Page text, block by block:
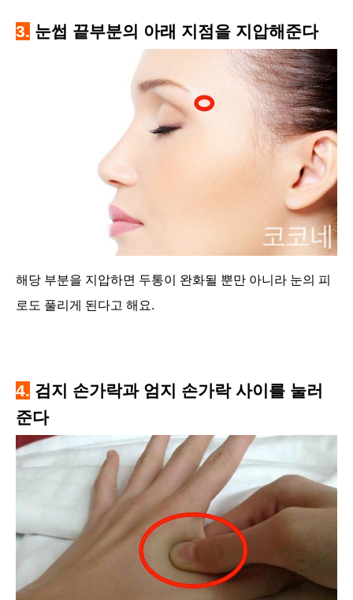
3. 눈썹 끝부분의 아래 지점을 지압해준다
해당 부분을 지압하면 두통이 완화될 뿐만 아니라 눈의 피
로도 풀리게 된다고 해요.
4. 검지 손가락과 엄지 손가락 사이를 눌러
준다